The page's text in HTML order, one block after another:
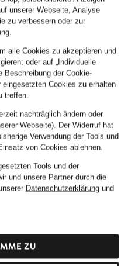
unserer Webseite, Analyse
zu verbessern oder zur
alle Cookies zu akzeptieren und
oder auf „Individuelle
Beschreibung der Cookie-
Cookies zu erhalten
treffen.
nachträglich ändern oder
Webseite). Der Widerruf hat
Verwendung der Tools und
von Cookies ablehnen.
Tools und der
und unsere Partner durch die
Datenschutzerklärungund
ZU